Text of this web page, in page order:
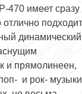
470 имеет сразу
динамический
и прямолинеен,
и рок-